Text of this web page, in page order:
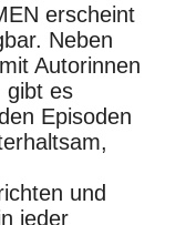
erscheint
Neben
Autorinnen
gibt es
Episoden
und
jeder